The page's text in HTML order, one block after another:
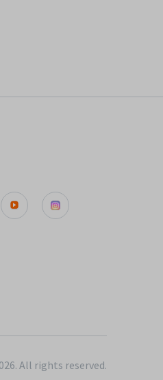
All rights reserved.